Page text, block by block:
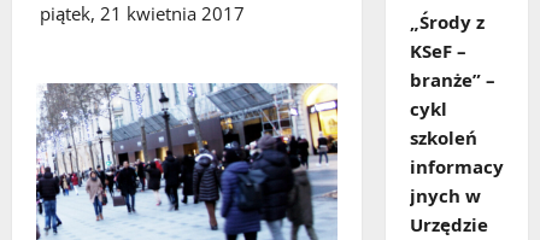
piątek, 21 kwietnia 2017
„Środy z
KSeF –
branże” –
cykl
szkoleń
informacy
jnych w
Urzędzie